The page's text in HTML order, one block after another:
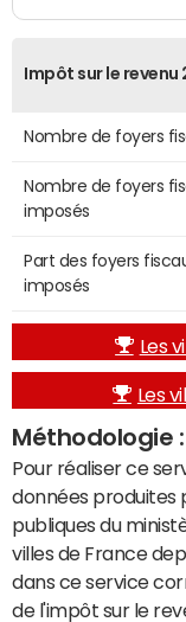
Impôt sur le revenu
Nombre de foyers
Nombre de foyers
imposés
Part des foyers
imposés
Les
Les
Méthodologie :
Pour réaliser ce
données produites
publiques du
villes de France
dans ce service
de l'impôt sur le